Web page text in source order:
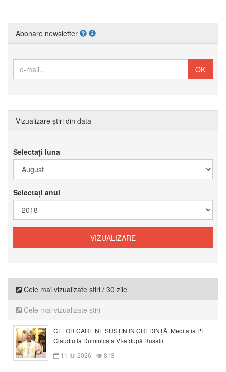
Abonare newsletter
Vizualizare știri din data
Selectați luna
Selectați anul
Cele mai vizualizate știri / 30 zile
Cele mai vizualizate știri
CELOR CARE NE SUSȚIN ÎN CREDINȚĂ: Meditația PF
Claudiu la Duminica a VI-a după Rusalii
11 Iul 2026
813